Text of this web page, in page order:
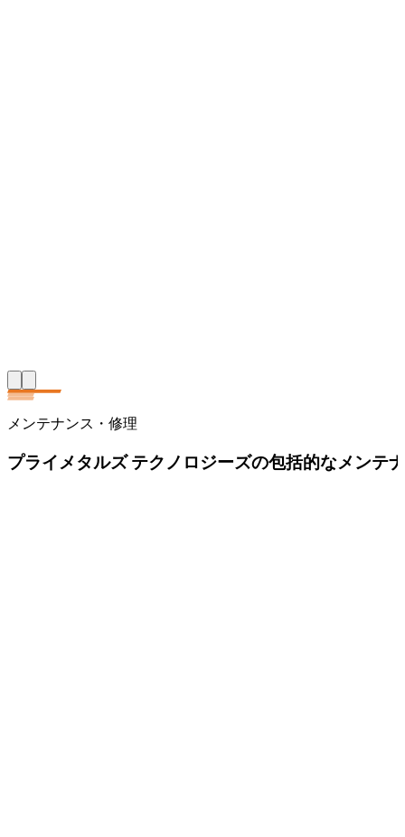
メンテナンス・修理
プライメタルズ テクノロジーズの包括的なメンテ